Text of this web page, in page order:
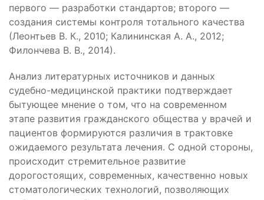
первого — разработки стандартов; второго —
создания системы контроля тотального качества
(Леонтьев В. К., 2010; Калининская А. А., 2012;
Филончева В. В., 2014).
Анализ литературных источников и данных
судебно-медицинской практики подтверждает
бытующее мнение о том, что на современном
этапе развития гражданского общества у врачей и
пациентов формируются различия в трактовке
ожидаемого результата лечения. С одной стороны,
происходит стремительное развитие
дорогостоящих, современных, качественно новых
стоматологических технологий, позволяющих